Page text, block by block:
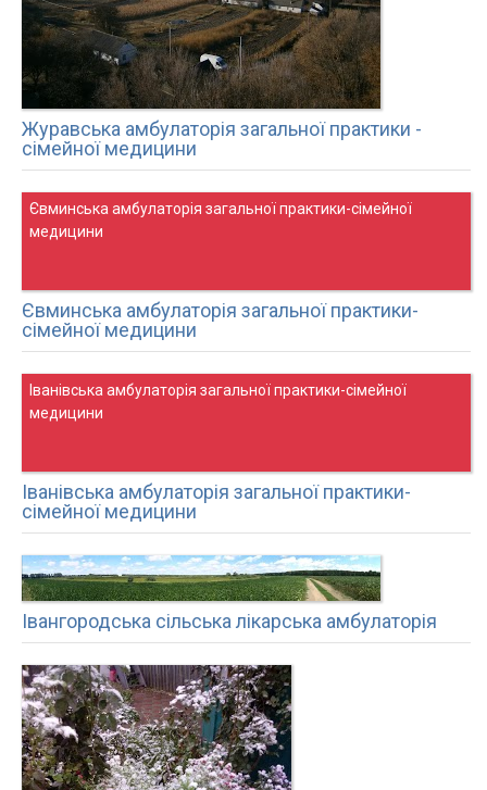
Журавська амбулаторія загальної практики -
сімейної медицини
Євминська амбулаторія загальної практики-сімейної
медицини
Євминська амбулаторія загальної практики-
сімейної медицини
Іванівська амбулаторія загальної практики-сімейної
медицини
Іванівська амбулаторія загальної практики-
сімейної медицини
Івангородська сільська лікарська амбулаторія